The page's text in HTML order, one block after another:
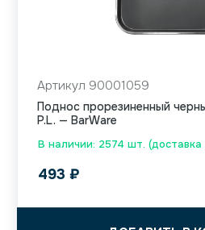
В наличии: 2574 шт. (доставка
Артикул 90001059
Поднос прорезиненный
P.L. — BarWare
493 ₽